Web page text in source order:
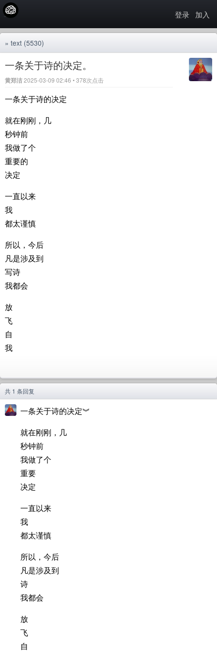
登录 加入
» text (5530)
一条关于诗的决定。
黄郑洁2025-03-09 02:46 • 378次点击
一条关于诗的决定
就在刚刚，几
秒钟前
我做了个
重要的
决定
一直以来
我
都太谨慎
所以，今后
凡是涉及到
写诗
我都会
放
飞
自
我
共 1 条回复
一条关于诗的决定︾
就在刚刚，几
秒钟前
我做了个
重要
决定
一直以来
我
都太谨慎
所以，今后
凡是涉及到
诗
我都会
放
飞
自